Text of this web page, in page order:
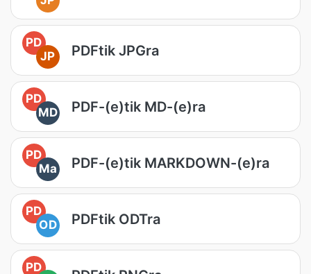
PD
JP
PDFtik JPGra
PD
MD
PDF-(e)tik MD-(e)ra
PD
Ma
PDF-(e)tik MARKDOWN-(e)ra
PD
OD
PDFtik ODTra
PD